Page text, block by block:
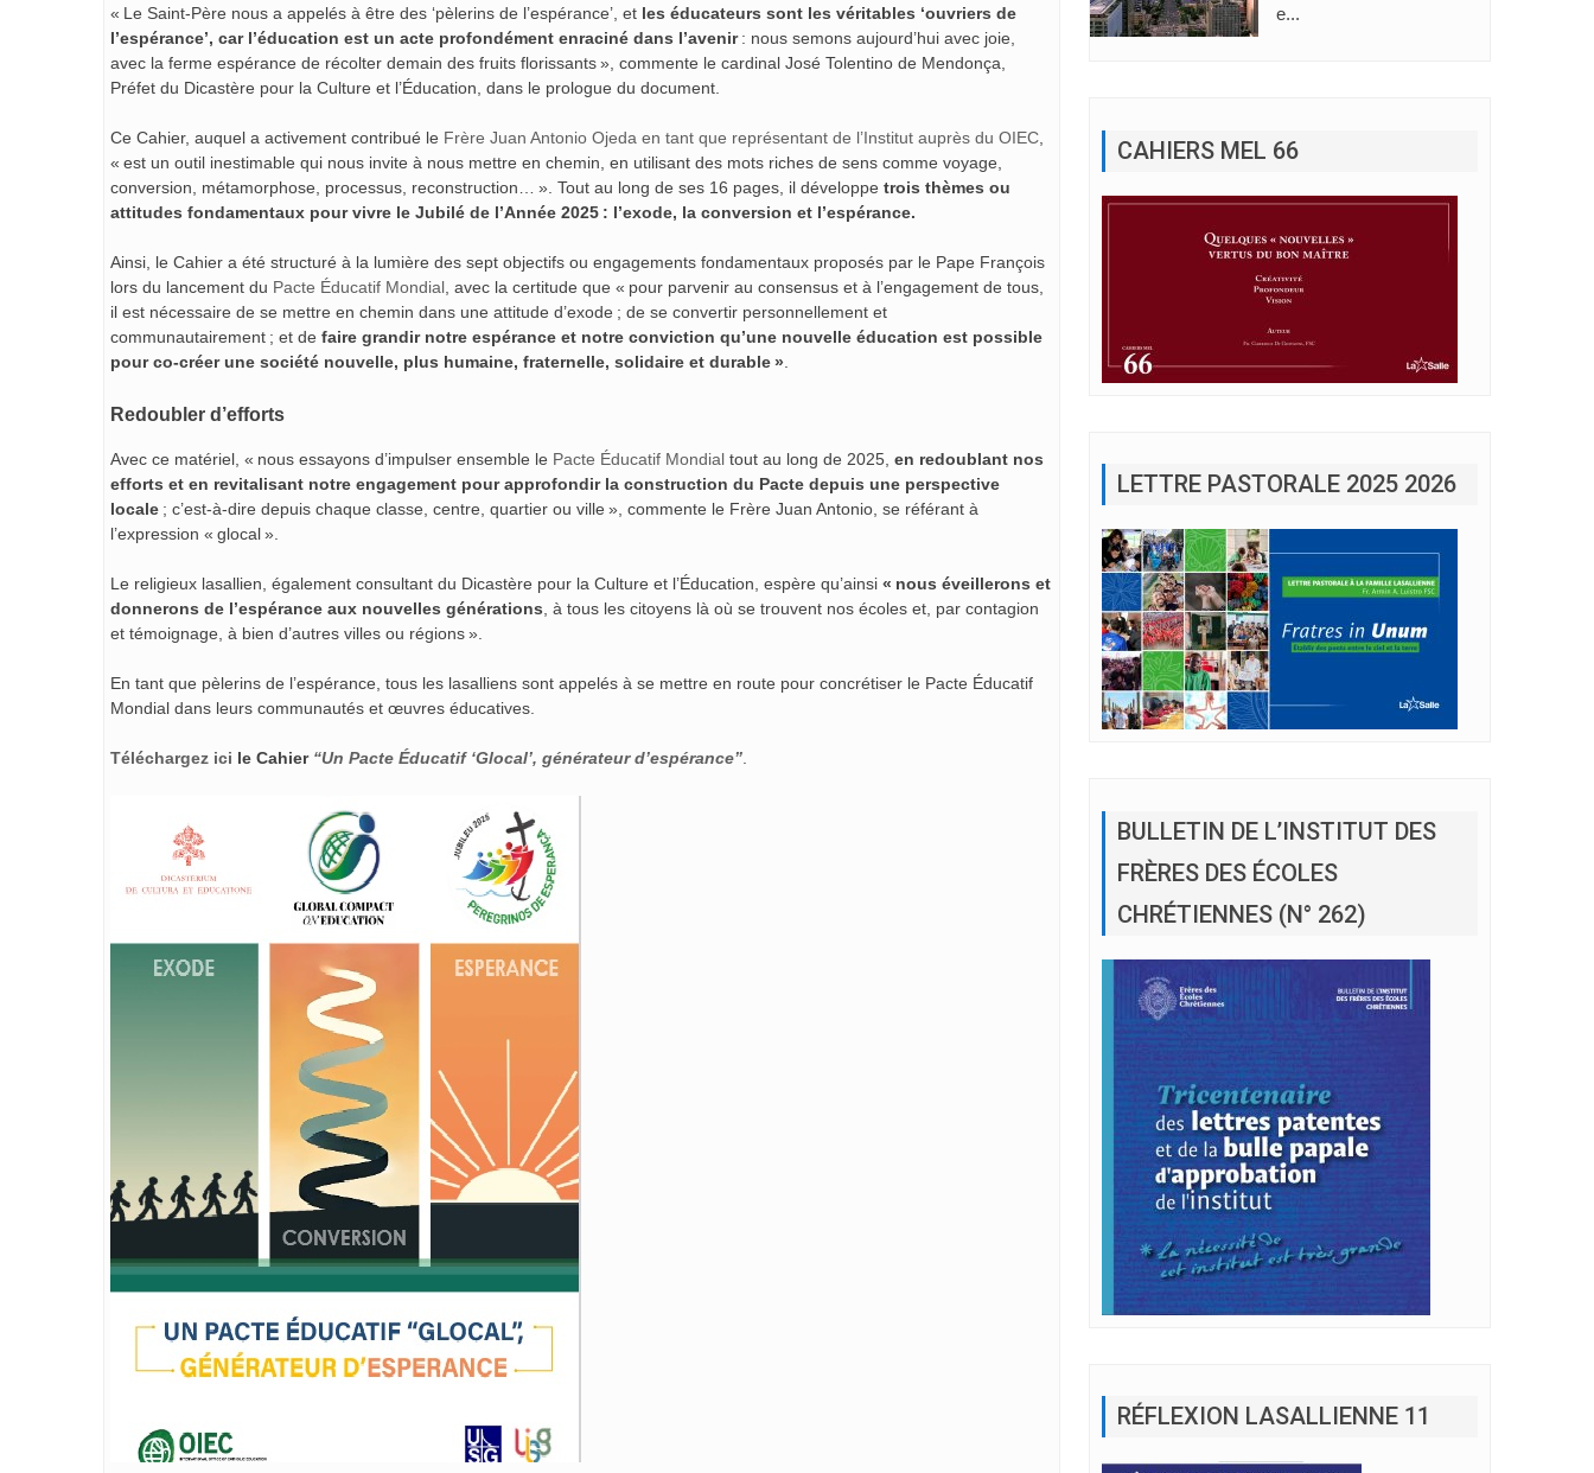
« Le Saint-Père nous a appelés à être des ‘pèlerins de l’espérance’, et les éducateurs sont les véritables ‘ouvriers de
l’espérance’, car l’éducation est un acte profondément enraciné dans l’avenir: nous semons aujourd’hui avec joie,
avec la ferme espérance de récolter demain des fruits florissants », commente le cardinal José Tolentino de Mendonça,
Préfet du Dicastère pour la Culture et l’Éducation, dans le prologue du document.
Ce Cahier, auquel a activement contribué le Frère Juan Antonio Ojeda en tant que représentant de l’Institut auprès du OIEC
« est un outil inestimable qui nous invite à nous mettre en chemin, en utilisant des mots riches de sens comme voyage,
conversion, métamorphose, processus, reconstruction… ». Tout au long de ses 16 pages, il développe trois thèmes ou
attitudes fondamentaux pour vivre le Jubilé de l’Année 2025 : l’exode, la conversion et l’espérance.
Ainsi, le Cahier a été structuré à la lumière des sept objectifs ou engagements fondamentaux proposés par le Pape François
lors du lancement du Pacte Éducatif Mondial , avec la certitude que « pour parvenir au consensus et à l’engagement de tous,
il est nécessaire de se mettre en chemin dans une attitude d’exode ; de se convertir personnellement et
communautairement ; et de faire grandir notre espérance et notre conviction qu’une nouvelle éducation est possible
pour co-créer une société nouvelle, plus humaine, fraternelle, solidaire et durable »
Redoubler d’efforts
Avec ce matériel, « nous essayons d’impulser ensemble le Pacte Éducatif Mondial tout au long de 2025, en redoublant nos
efforts et en revitalisant notre engagement pour approfondir la construction du Pacte depuis une perspective
locale ; c’est-à-dire depuis chaque classe, centre, quartier ou ville », commente le Frère Juan Antonio, se référant à
l’expression « glocal ».
Le religieux lasallien, également consultant du Dicastère pour la Culture et l’Éducation, espère qu’ainsi « nous éveillerons et
donnerons de l’espérance aux nouvelles générations , à tous les citoyens là où se trouvent nos écoles et, par contagion
et témoignage, à bien d’autres villes ou régions ».
En tant que pèlerins de l’espérance, tous les lasalliens sont appelés à se mettre en route pour concrétiser le Pacte Éducatif
Mondial dans leurs communautés et œuvres éducatives.
Téléchargez ici le Cahier “Un Pacte Éducatif ‘Glocal’, générateur d’espérance”
CAHIERS MEL 66
LETTRE PASTORALE 2025 2026
BULLETIN DE L’INSTITUT DES
FRÈRES DES ÉCOLES
CHRÉTIENNES (N° 262)
RÉFLEXION LASALLIENNE 11